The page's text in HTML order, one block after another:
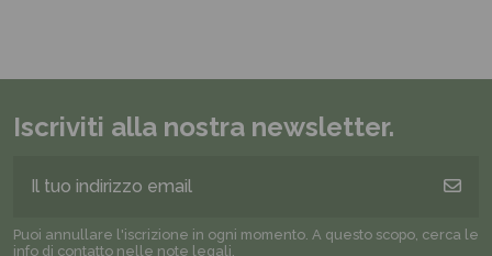
Iscriviti alla nostra newsletter.
Puoi annullare l'iscrizione in ogni momento. A questo scopo, cerca le
info di contatto nelle note legali.